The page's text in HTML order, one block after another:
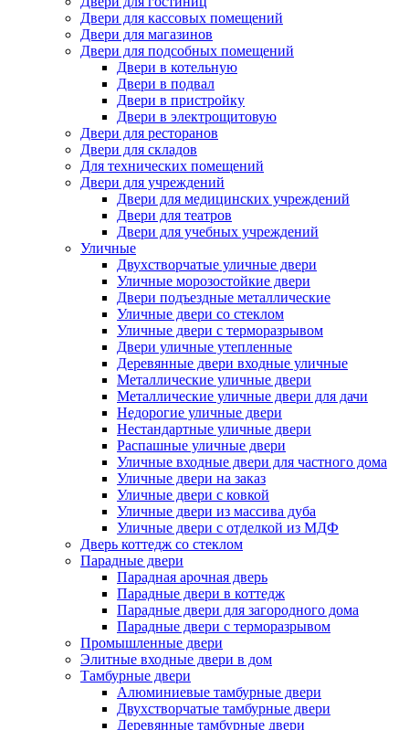
Двери для кассовых помещений
Двери для магазинов
Двери для подсобных помещений
Двери в котельную
Двери в подвал
Двери в пристройку
Двери в электрощитовую
Двери для ресторанов
Двери для складов
Для технических помещений
Двери для учреждений
Двери для медицинских учреждений
Двери для театров
Двери для учебных учреждений
Уличные
Двухстворчатые уличные двери
Уличные морозостойкие двери
Двери подъездные металлические
Уличные двери со стеклом
Уличные двери с терморазрывом
Двери уличные утепленные
Деревянные двери входные уличные
Металлические уличные двери
Металлические уличные двери для дачи
Недорогие уличные двери
Нестандартные уличные двери
Распашные уличные двери
Уличные входные двери для частного дома
Уличные двери на заказ
Уличные двери с ковкой
Уличные двери из массива дуба
Уличные двери с отделкой из МДФ
Дверь коттедж со стеклом
Парадные двери
Парадная арочная дверь
Парадные двери в коттедж
Парадные двери для загородного дома
Парадные двери с терморазрывом
Промышленные двери
Элитные входные двери в дом
Тамбурные двери
Алюминиевые тамбурные двери
Двухстворчатые тамбурные двери
Деревянные тамбурные двери